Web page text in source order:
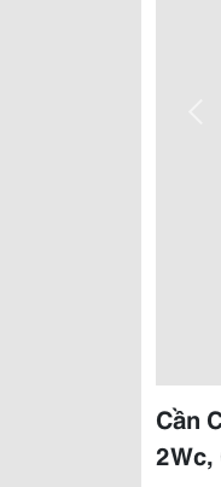
Cần
2Wc,